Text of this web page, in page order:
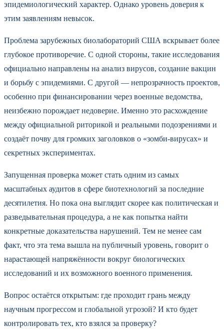
эпидемиологический характер. Однако уровень доверия к
этим заявлениям невысок.
Проблема зарубежных биолабораторий США вскрывает более
глубокое противоречие. С одной стороны, такие исследования
официально направлены на анализ вирусов, создание вакцин
и борьбу с эпидемиями. С другой — непрозрачность проектов,
особенно при финансировании через военные ведомства,
неизбежно порождает недоверие. Именно это расхождение
между официальной риторикой и реальными подозрениями и
создаёт почву для громких заголовков о «зомби-вирусах» и
секретных экспериментах.
Запущенная проверка может стать одним из самых
масштабных аудитов в сфере биотехнологий за последние
десятилетия. Но пока она выглядит скорее как политическая и
разведывательная процедура, а не как попытка найти
конкретные доказательства нарушений. Тем не менее сам
факт, что эта тема вышла на публичный уровень, говорит о
нарастающей напряжённости вокруг биологических
исследований и их возможного военного применения.
Вопрос остаётся открытым: где проходит грань между
научным прогрессом и глобальной угрозой? И кто будет
контролировать тех, кто взялся за проверку?